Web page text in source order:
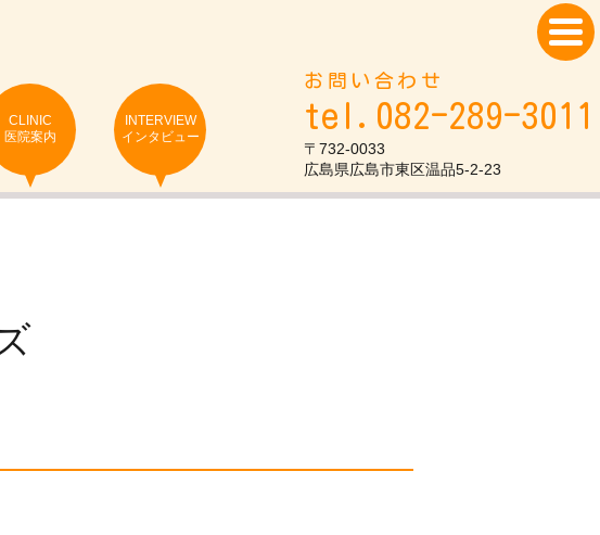
CLINIC
医院案内
INTERVIEW
インタビュー
お問い合わせ
tel.082-289-3011
〒732-0033
広島県広島市東区温品5-2-23